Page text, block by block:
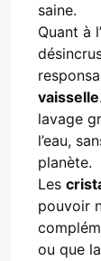
saine.
Quant à l’
vaisselle
lavage
l’eau,
planète.
Les
pouvoir
ou que la